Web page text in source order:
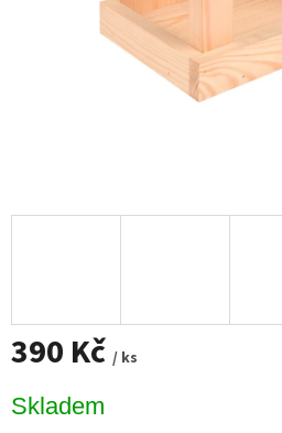
390 Kč / ks
cena:
Skladem